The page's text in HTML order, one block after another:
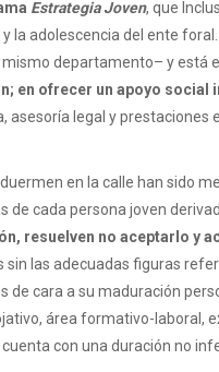
Estrategia Joven, que
la adolescencia del ente
mismo departamento– y está
en ofrecer un apoyo social
asesoría legal y prestaciones
en la calle han sido
cada persona joven
resuelven no aceptarlo y
sin las adecuadas figuras
de cara a su maduración
área formativo-laboral,
con una duración no